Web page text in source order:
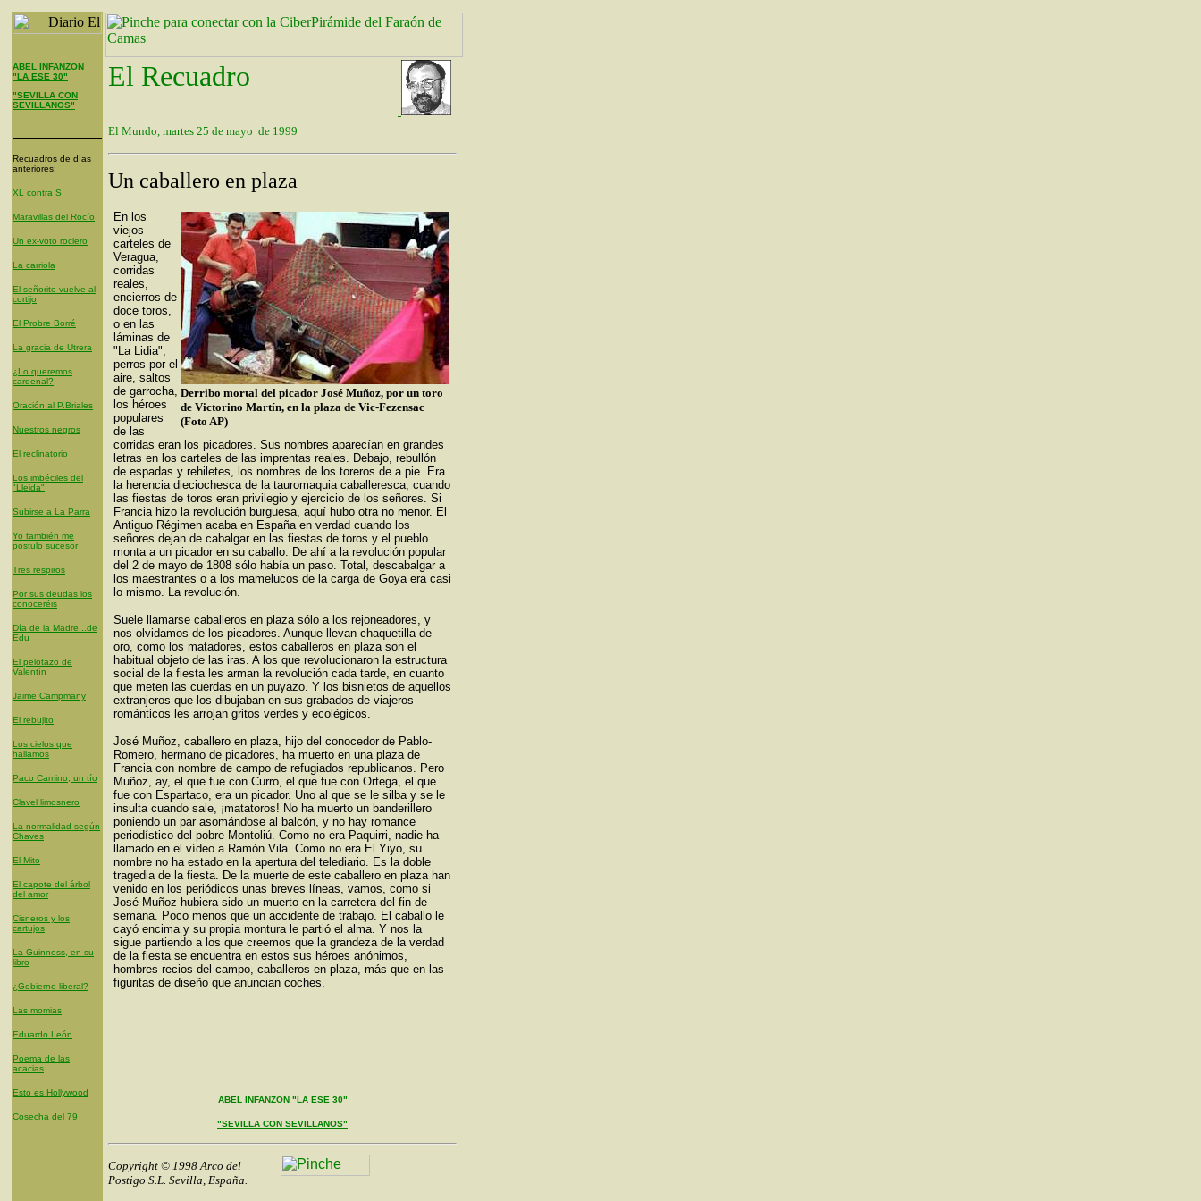
ABEL INFANZON
"LA ESE 30"
"SEVILLA CON
SEVILLANOS"
Recuadros de días
anteriores:
XL contra S
Maravillas del Rocío
Un ex-voto rociero
La carriola
El señorito vuelve al
cortijo
El Probre Borré
La gracia de Utrera
¿Lo queremos
cardenal?
Oración al P.Briales
Nuestros negros
El reclinatorio
Los imbéciles del
"Lleida"
Subirse a La Parra
Yo también me
postulo sucesor
Tres respiros
Por sus deudas los
conoceréis
Día de la Madre...de
Edu
El pelotazo de
Valentín
Jaime Campmany
El rebujito
Los cielos que
hallamos
Paco Camino, un tío
Clavel limosnero
La normalidad según
Chaves
El Mito
El capote del árbol
del amor
Cisneros y los
cartujos
La Guinness, en su
libro
¿Gobierno liberal?
Las momias
Eduardo León
Poema de las
acacias
Esto es Hollywood
Cosecha del 79
El Recuadro
El Mundo, martes 25 de mayo de 1999
Un caballero en plaza
Derribo mortal del picador José Muñoz, por un toro
de Victorino Martín, en la plaza de Vic-Fezensac
(Foto AP)
En los
viejos
carteles de
Veragua,
corridas
reales,
encierros de
doce toros,
o en las
láminas de
"La Lidia",
perros por el
aire, saltos
de garrocha,
los héroes
populares
de las
corridas eran los picadores. Sus nombres aparecían en grandes
letras en los carteles de las imprentas reales. Debajo, rebullón
de espadas y rehiletes, los nombres de los toreros de a pie. Era
la herencia dieciochesca de la tauromaquia caballeresca, cuando
las fiestas de toros eran privilegio y ejercicio de los señores. Si
Francia hizo la revolución burguesa, aquí hubo otra no menor. El
Antiguo Régimen acaba en España en verdad cuando los
señores dejan de cabalgar en las fiestas de toros y el pueblo
monta a un picador en su caballo. De ahí a la revolución popular
del 2 de mayo de 1808 sólo había un paso. Total, descabalgar a
los maestrantes o a los mamelucos de la carga de Goya era casi
lo mismo. La revolución.
Suele llamarse caballeros en plaza sólo a los rejoneadores, y
nos olvidamos de los picadores. Aunque llevan chaquetilla de
oro, como los matadores, estos caballeros en plaza son el
habitual objeto de las iras. A los que revolucionaron la estructura
social de la fiesta les arman la revolución cada tarde, en cuanto
que meten las cuerdas en un puyazo. Y los bisnietos de aquellos
extranjeros que los dibujaban en sus grabados de viajeros
románticos les arrojan gritos verdes y ecolégicos.
José Muñoz, caballero en plaza, hijo del conocedor de Pablo-
Romero, hermano de picadores, ha muerto en una plaza de
Francia con nombre de campo de refugiados republicanos. Pero
Muñoz, ay, el que fue con Curro, el que fue con Ortega, el que
fue con Espartaco, era un picador. Uno al que se le silba y se le
insulta cuando sale, ¡matatoros! No ha muerto un banderillero
poniendo un par asomándose al balcón, y no hay romance
periodístico del pobre Montoliú. Como no era Paquirri, nadie ha
llamado en el vídeo a Ramón Vila. Como no era El Yiyo, su
nombre no ha estado en la apertura del telediario. Es la doble
tragedia de la fiesta. De la muerte de este caballero en plaza han
venido en los periódicos unas breves líneas, vamos, como si
José Muñoz hubiera sido un muerto en la carretera del fin de
semana. Poco menos que un accidente de trabajo. El caballo le
cayó encima y su propia montura le partió el alma. Y nos la
sigue partiendo a los que creemos que la grandeza de la verdad
de la fiesta se encuentra en estos sus héroes anónimos,
hombres recios del campo, caballeros en plaza, más que en las
figuritas de diseño que anuncian coches.
ABEL INFANZON "LA ESE 30"
"SEVILLA CON SEVILLANOS"
Copyright © 1998 Arco del
Postigo S.L. Sevilla, España.